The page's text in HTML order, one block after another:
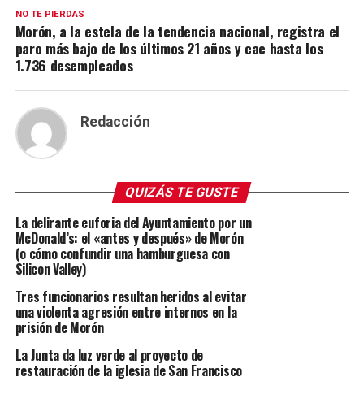
NO TE PIERDAS
Morón, a la estela de la tendencia nacional, registra el
paro más bajo de los últimos 21 años y cae hasta los
1.736 desempleados
Redacción
QUIZÁS TE GUSTE
La delirante euforia del Ayuntamiento por un
McDonald’s: el «antes y después» de Morón
(o cómo confundir una hamburguesa con
Silicon Valley)
Tres funcionarios resultan heridos al evitar
una violenta agresión entre internos en la
prisión de Morón
La Junta da luz verde al proyecto de
restauración de la iglesia de San Francisco